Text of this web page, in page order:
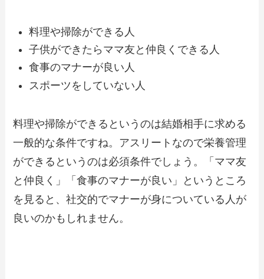
料理や掃除ができる人
子供ができたらママ友と仲良くできる人
食事のマナーが良い人
スポーツをしていない人
料理や掃除ができるというのは結婚相手に求める
一般的な条件ですね。アスリートなので栄養管理
ができるというのは必須条件でしょう。「ママ友
と仲良く」「食事のマナーが良い」というところ
を見ると、社交的でマナーが身についている人が
良いのかもしれません。